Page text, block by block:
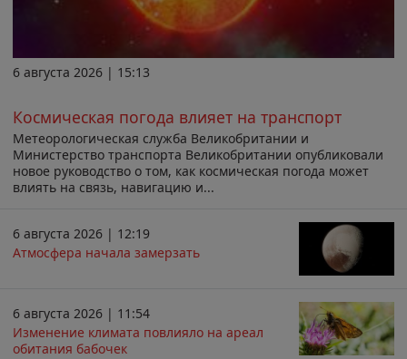
6 августа 2026 | 15:13
Космическая погода влияет на транспорт
Метеорологическая служба Великобритании и
Министерство транспорта Великобритании опубликовали
новое руководство о том, как космическая погода может
влиять на связь, навигацию и...
6 августа 2026 | 12:19
Атмосфера начала замерзать
6 августа 2026 | 11:54
Изменение климата повлияло на ареал
обитания бабочек